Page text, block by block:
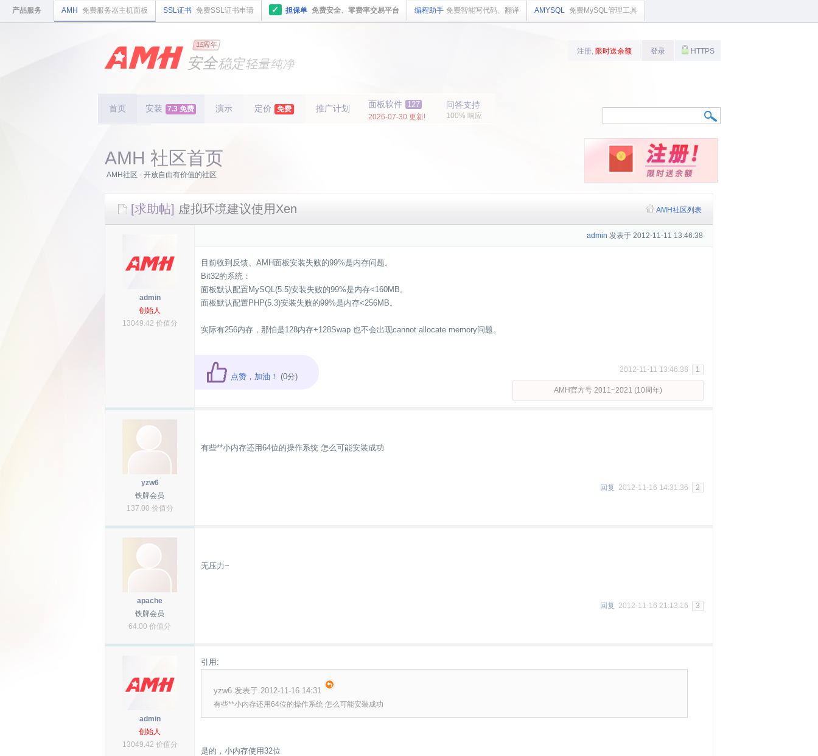
产品服务 AMH 免费服务器主机面板 SSL证书 免费SSL证书申请 ✓ 担保单 免费安全、零费率交易平台 编程助手 免费智能写代码、翻译 AMYSQL 免费MySQL管理工具
15周年
国内领先
安全稳定轻量纯净
首页 安装 7.3 免费 演示 定价 免费 推广计划 面板软件 127
2026-07-30 更新!
问答支持
100% 响应
注册, 限时送余额 登录 HTTPS
AMH 社区首页
AMH社区 - 开放自由有价值的社区
[求助帖] 虚拟环境建议使用Xen AMH社区列表
admin
创始人
13049.42 价值分
admin 发表于 2012-11-11 13:46:38
目前收到反馈、AMH面板安装失败的99%是内存问题。
Bit32的系统：
面板默认配置MySQL(5.5)安装失败的99%是内存<160MB。
面板默认配置PHP(5.3)安装失败的99%是内存<256MB。
实际有256内存，那怕是128内存+128Swap 也不会出现cannot allocate memory问题。
点赞，加油！ (0分)
2012-11-11 13:46:38 1
AMH官方号 2011~2021 (10周年)
yzw6
铁牌会员
137.00 价值分
有些**小内存还用64位的操作系统 怎么可能安装成功
回复 2012-11-16 14:31:36 2
apache
铁牌会员
64.00 价值分
无压力~
回复 2012-11-16 21:13:16 3
admin
创始人
13049.42 价值分
引用:
yzw6 发表于 2012-11-16 14:31
有些**小内存还用64位的操作系统 怎么可能安装成功
是的，小内存使用32位